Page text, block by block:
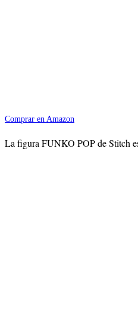
Comprar en Amazon
La figura FUNKO POP de Stitch